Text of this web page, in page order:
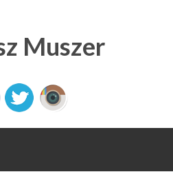
Muszer